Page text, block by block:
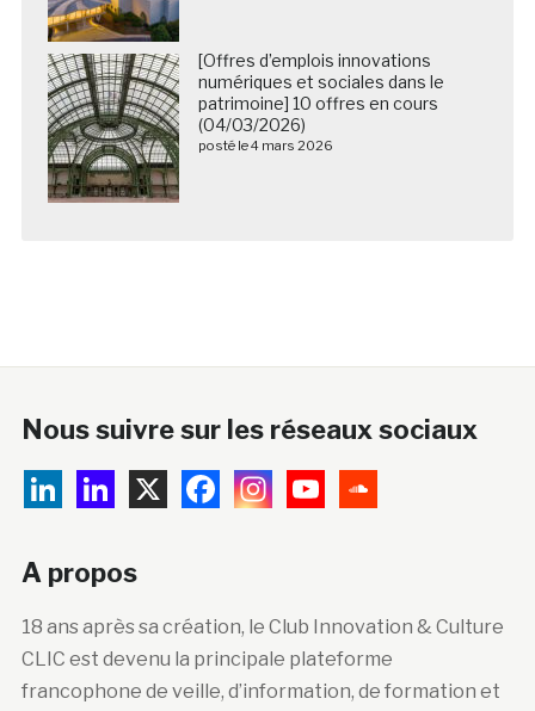
[Offres d’emplois innovations
numériques et sociales dans le
patrimoine] 10 offres en cours
(04/03/2026)
posté le 4 mars 2026
Nous suivre sur les réseaux sociaux
A propos
18 ans après sa création, le Club Innovation & Culture
CLIC est devenu la principale plateforme
francophone de veille, d’information, de formation et